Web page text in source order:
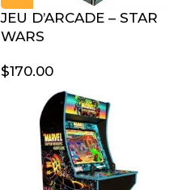
JEU D’ARCADE – STAR
WARS
$170.00